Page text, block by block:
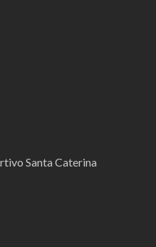
Santa Caterina